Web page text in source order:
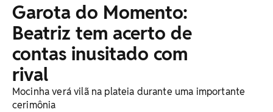
Garota do Momento:
Beatriz tem acerto de
contas inusitado com
rival
Mocinha verá vilã na plateia durante uma importante
cerimônia